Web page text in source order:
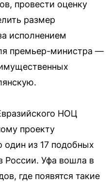
провести оценку
размер
исполнением
премьер-министра —
НОЦ
проекту
из 17 подобных
России. Уфа вошла в
где появятся такие